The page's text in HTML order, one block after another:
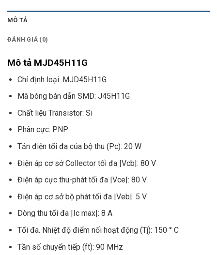
MÔ TẢ
ĐÁNH GIÁ (0)
Mô tả MJD45H11G
Chỉ định loại: MJD45H11G
Mã bóng bán dẫn SMD: J45H11G
Chất liệu Transistor: Si
Phân cực: PNP
Tản điện tối đa của bộ thu (Pc): 20 W
Điện áp cơ sở Collector tối đa |Vcb|: 80 V
Điện áp cực thu-phát tối đa |Vce|: 80 V
Điện áp cơ sở bộ phát tối đa |Veb|: 5 V
Dòng thu tối đa |Ic max|: 8 A
Tối đa. Nhiệt độ điểm nối hoạt động (Tj): 150 ° C
Tần số chuyển tiếp (ft): 90 MHz